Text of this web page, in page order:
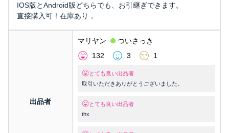
IOS版とAndroid版どちらでも、お引継ぎできます。
直接購入可！在庫あり，
出品者
マリヤン
ついさっき
132
3 1
とても良い出品者
取引いただきありがとうございました。
とても良い出品者
thx